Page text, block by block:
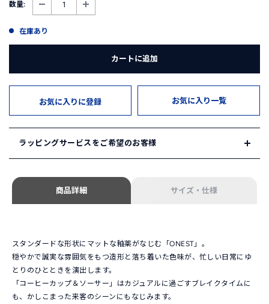
数量:
在庫あり
カートに追加
お気に入りに登録 お気に入り一覧
ラッピングサービスをご希望のお客様
1. ギフトセレクション
HAKUSAN SHOPが自信を持ってセレクトしたギフトセットを
2. オリジナルギフト
ご希望の組み合わせでオリジナルギフトをお選びいただけま
す。ご希望の商品と併せて以下のギフトボックスをご注文くだ
さい。
商品詳細 サイズ・仕様
スタンダードな形状にマットな釉薬がなじむ「ONEST」。
穏やかで誠実な雰囲気をもつ造形と落ち着いた色味が、忙しい日常にゆ
とりのひとときを演出します。
「コーヒーカップ＆ソーサー」はカジュアルに過ごすブレイクタイムに
も、かしこまった来客のシーンにもなじみます。